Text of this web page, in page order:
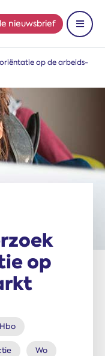
nieuwsbrief
Toon
op de arbeids­
op
Hbo
Wo